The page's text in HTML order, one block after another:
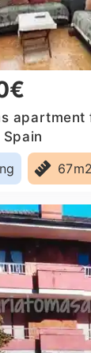
apartment
67m2